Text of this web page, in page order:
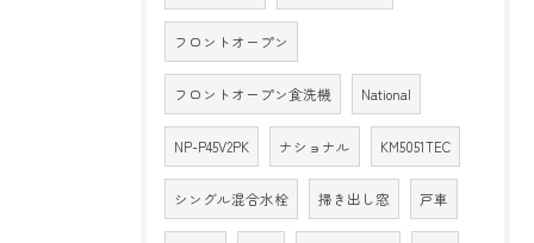
フロントオープン
フロントオープン食洗機 National
NP-P45V2PK ナショナル KM5051TEC
シングル混合水栓 掃き出し窓 戸車